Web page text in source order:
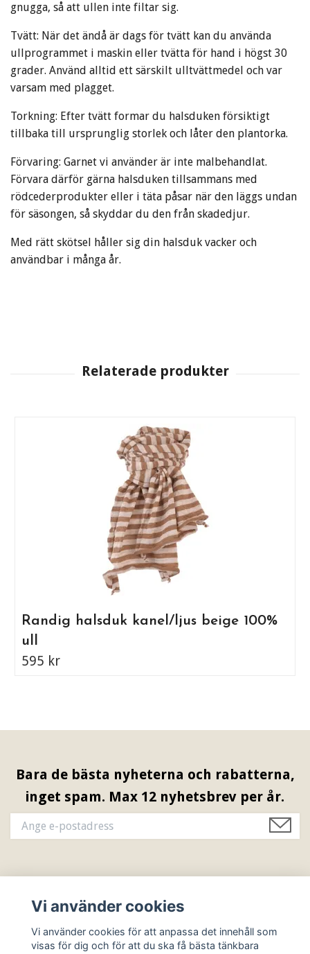
gnugga, så att ullen inte filtar sig.
Tvätt: När det ändå är dags för tvätt kan du använda
ullprogrammet i maskin eller tvätta för hand i högst 30
grader. Använd alltid ett särskilt ulltvättmedel och var
varsam med plagget.
Torkning: Efter tvätt formar du halsduken försiktigt
tillbaka till ursprunglig storlek och låter den plantorka.
Förvaring: Garnet vi använder är inte malbehandlat.
Förvara därför gärna halsduken tillsammans med
rödcederprodukter eller i täta påsar när den läggs undan
för säsongen, så skyddar du den från skadedjur.
Med rätt skötsel håller sig din halsduk vacker och
användbar i många år.
Randig halsduk kanel/ljus beige 100%
ull
595 kr
Bara de bästa nyheterna och rabatterna,
inget spam. Max 12 nyhetsbrev per år.
Sociala medier
Vi använder cookies
Vi använder cookies för att anpassa det innehåll som
visas för dig och för att du ska få bästa tänkbara